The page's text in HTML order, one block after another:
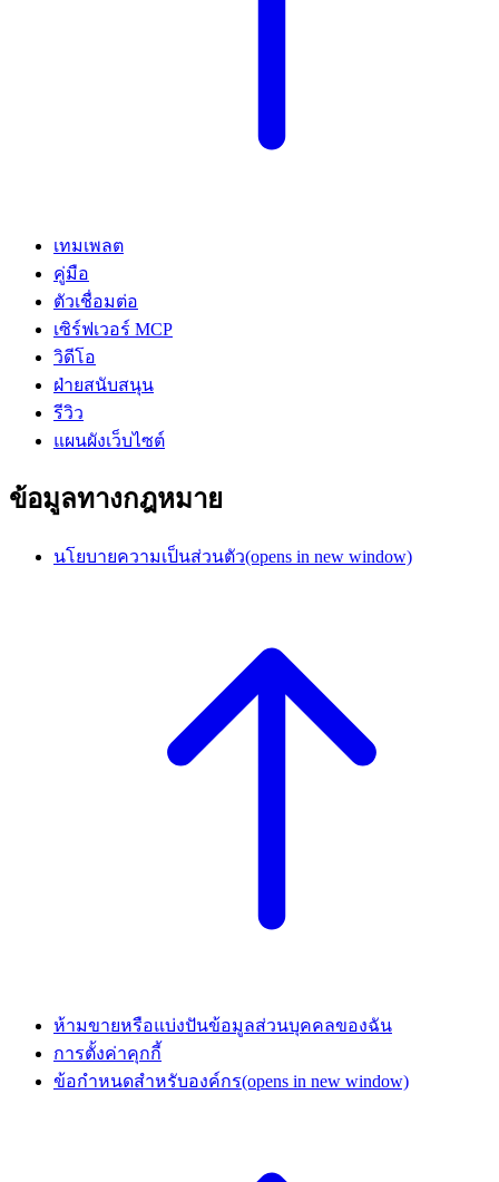
เทมเพลต
คู่มือ
ตัวเชื่อมต่อ
เซิร์ฟเวอร์ MCP
วิดีโอ
ฝ่ายสนับสนุน
รีวิว
แผนผังเว็บไซต์
ข้อมูลทางกฎหมาย
นโยบายความเป็นส่วนตัว(opens in new window)
ห้ามขายหรือแบ่งปันข้อมูลส่วนบุคคลของฉัน
การตั้งค่าคุกกี้
ข้อกำหนดสำหรับองค์กร(opens in new window)